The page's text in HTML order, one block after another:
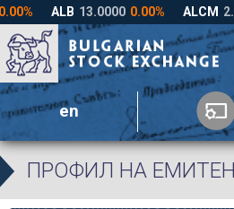
en
ПРОФИЛ НА